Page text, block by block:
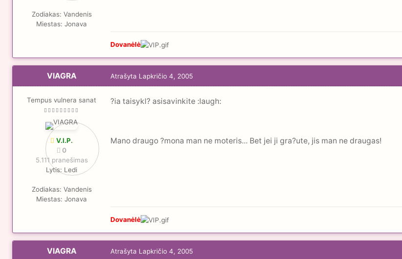
Zodiakas: Vandenis
Miestas: Jonava
Dovanėlė
VIAGRA
Tempus vulnera sanat
V.I.P.
0
5.111 pranešimas
Lytis: Ledi
Zodiakas: Vandenis
Miestas: Jonava
Atrašyta Lapkričio 4, 2005
?ia taisykl? asisavinkite :laugh:
Mano draugo ?mona man ne moteris... Bet jei ji gra?ute, jis man ne draugas!
Dovanėlė
VIAGRA Atrašyta Lapkričio 4, 2005